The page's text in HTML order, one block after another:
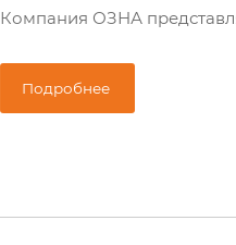
Компания ОЗНА
Подробнее